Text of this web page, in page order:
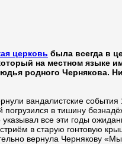
церковь была всегда в
на местном языке
родного Чернякова.
вандалистские
погрузился в тишину
все эти годы
в старую гонтовую
вернула Чернякову